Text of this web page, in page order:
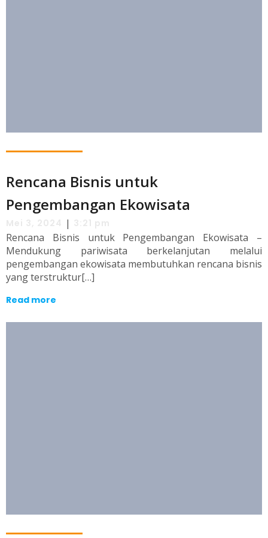
Rencana Bisnis untuk
Pengembangan Ekowisata
|
Rencana Bisnis untuk Pengembangan Ekowisata –
Mendukung pariwisata berkelanjutan melalui
pengembangan ekowisata membutuhkan rencana bisnis
yang terstruktur[…]
Read more